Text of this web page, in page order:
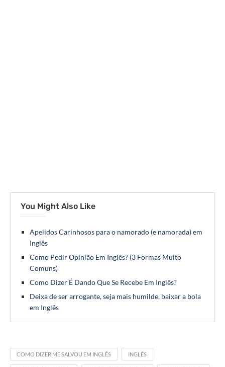
You Might Also Like
Apelidos Carinhosos para o namorado (e namorada) em
Inglês
Como Pedir Opinião Em Inglês? (3 Formas Muito
Comuns)
Como Dizer É Dando Que Se Recebe Em Inglês?
Deixa de ser arrogante, seja mais humilde, baixar a bola
em Inglês
COMO DIZER ME SALVOU EM INGLÊS INGLÊS